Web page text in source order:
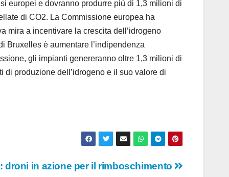
europei e dovranno produrre più di 1,3 milioni di
di CO2. La Commissione europea ha
mira a incentivare la crescita dell’idrogeno
Bruxelles è aumentare l’indipendenza
gli impianti genereranno oltre 1,3 milioni di
produzione dell’idrogeno e il suo valore di
droni in azione per il rimboschimento